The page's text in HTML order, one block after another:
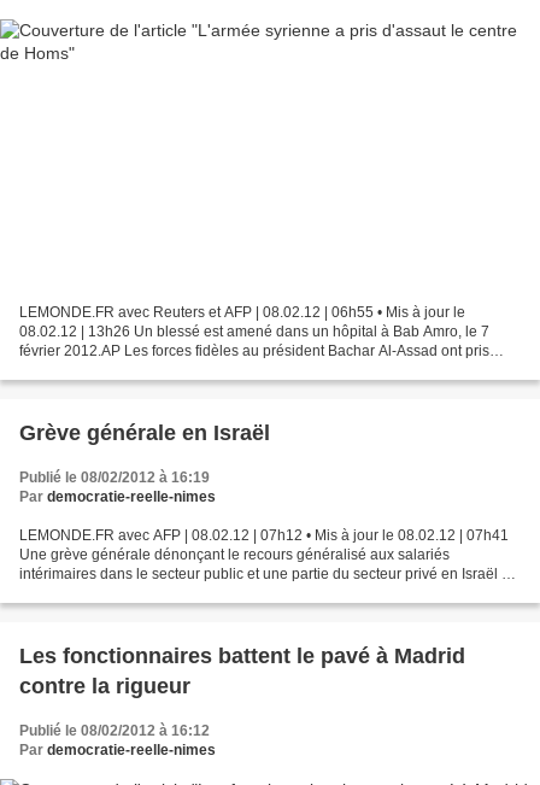
LEMONDE.FR avec Reuters et AFP | 08.02.12 | 06h55 • Mis à jour le
08.02.12 | 13h26 Un blessé est amené dans un hôpital à Bab Amro, le 7
février 2012.AP Les forces fidèles au président Bachar Al-Assad ont pris
Grève générale en Israël
Publié le 08/02/2012 à 16:19
Par democratie-reelle-nimes
LEMONDE.FR avec AFP | 08.02.12 | 07h12 • Mis à jour le 08.02.12 | 07h41
Une grève générale dénonçant le recours généralisé aux salariés
intérimaires dans le secteur public et une partie du secteur privé en Israël a
Les fonctionnaires battent le pavé à Madrid
contre la rigueur
Publié le 08/02/2012 à 16:12
Par democratie-reelle-nimes